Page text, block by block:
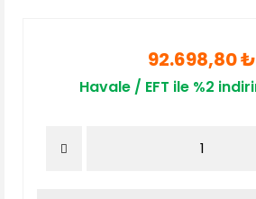
92.698,80 ₺
Havale / EFT ile %2